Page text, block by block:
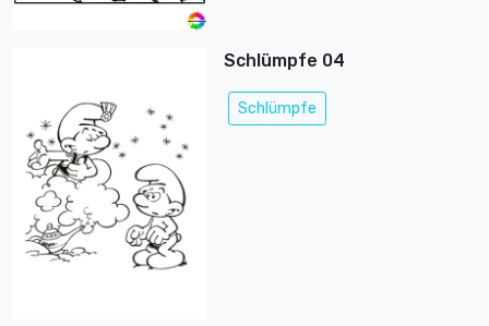
Schlümpfe 04
Schlümpfe